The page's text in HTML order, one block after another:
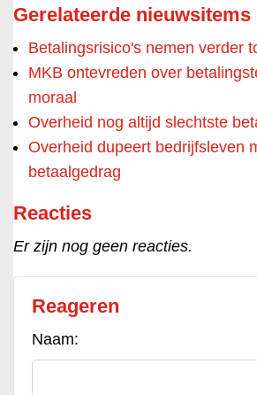
Gerelateerde nieuwsitems
Betalingsrisico's nemen verder
MKB ontevreden over
moraal
Overheid nog altijd slechtste
Overheid dupeert bedrijfsleven
betaalgedrag
Reacties
Er zijn nog geen reacties.
Reageren
Naam: